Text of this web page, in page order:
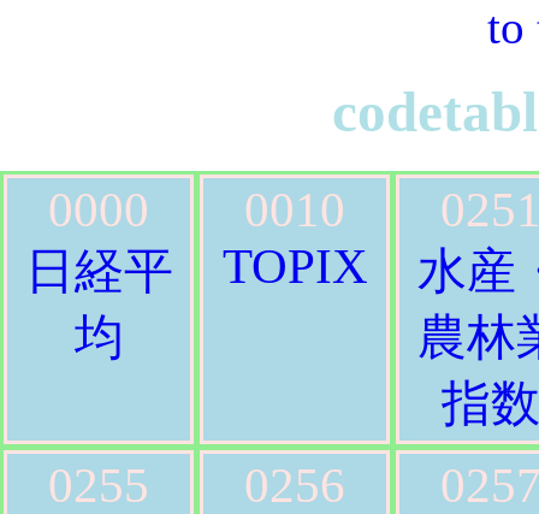
to
0000
日経平
均
0010
TOPIX
水産
農林
指
0255
0256